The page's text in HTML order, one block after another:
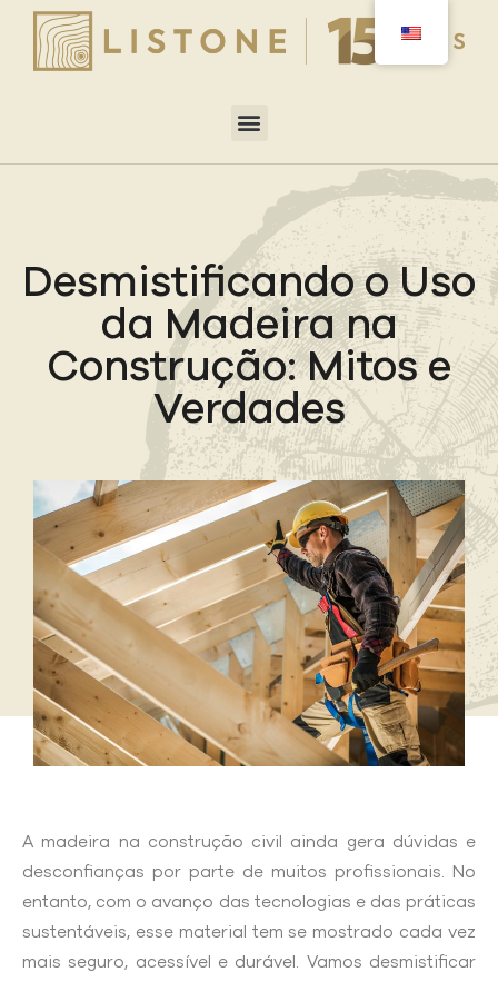
Desmistificando o Uso
da Madeira na
Construção: Mitos e
Verdades
A madeira na construção civil ainda gera dúvidas e
desconfianças por parte de muitos profissionais. No
entanto, com o avanço das tecnologias e das práticas
sustentáveis, esse material tem se mostrado cada vez
mais seguro, acessível e durável. Vamos desmistificar